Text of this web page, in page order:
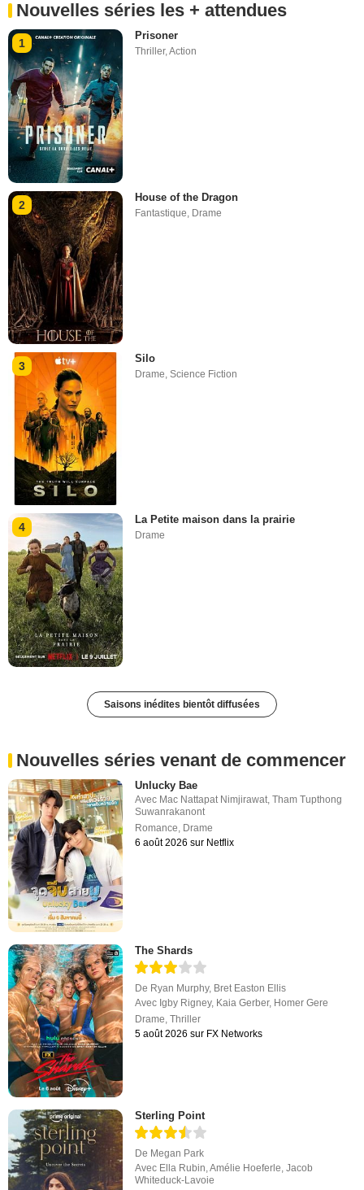
Nouvelles séries les + attendues
1
Prisoner
Thriller,Action
2
House of the Dragon
Fantastique Drame
3
Silo
Drame,Science Fiction
4
La Petite maison dans la prairie
Drame
Saisons inédites bientôt diffusées
Nouvelles séries venant de commencer
Unlucky Bae
Avec Mac Nattapat Nimjirawat ,Tham Tupthong
Suwanrakanont
Romance Drame
6 août 2026 sur Netflix
The Shards
De Ryan Murphy, Bret Easton Ellis
Avec Igby Rigney, Kaia Gerber, Homer Gere
Drame,Thriller
5 août 2026 sur FX Networks
Sterling Point
De Megan Park
Avec Ella Rubin,Amélie Hoeferle,Jacob
Whiteduck-Lavoie